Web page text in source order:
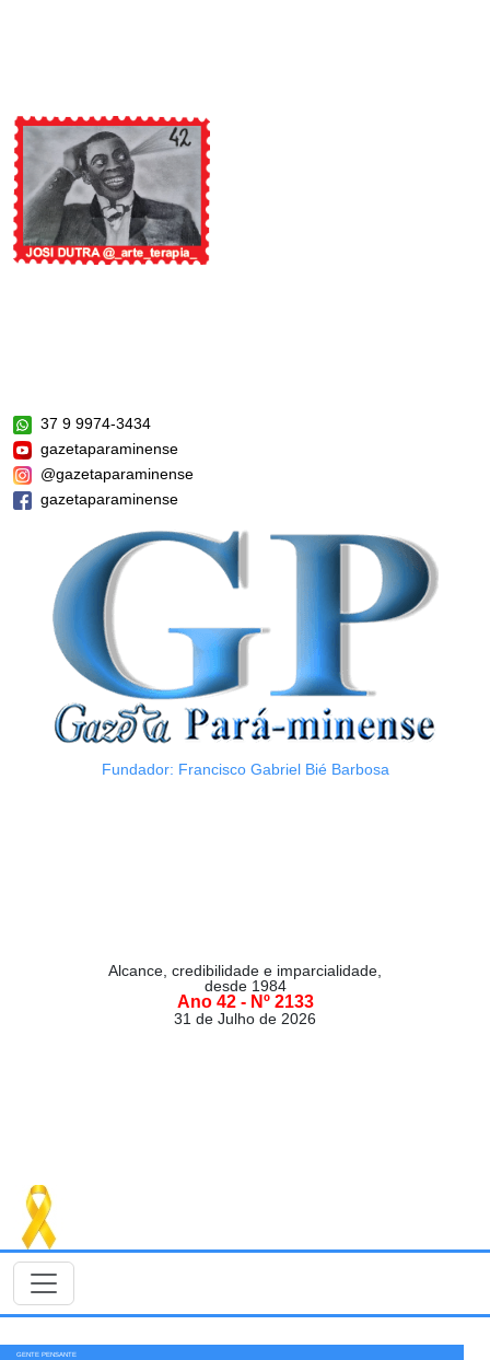
37 9 9974-3434
gazetaparaminense
@gazetaparaminense
gazetaparaminense
Fundador: Francisco Gabriel Bié Barbosa
Alcance, credibilidade e imparcialidade,
desde 1984
Ano 42 - Nº 2133
31 de Julho de 2026
GENTE PENSANTE